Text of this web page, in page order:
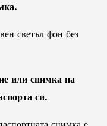
светъл фон без
или снимка на
си.